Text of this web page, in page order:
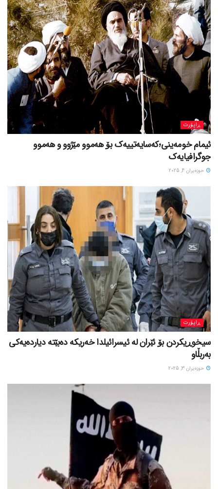
ڕاپۆرت
ئیمام خومەینی؛کەسایەتییەک بۆ هەموو مێژوو و هەموو
جوگرافیایەک
حوزه‌یران 4, 2025
ڕاپۆرت
سیخوڕیکردن بۆ ئێران لە ئیسرائیلدا خەریکە دەبێتە دیاردەیەکی
بەربڵاو
حوزه‌یران 3, 2025